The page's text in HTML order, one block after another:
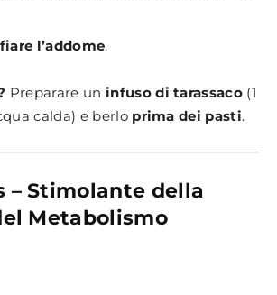
l’addome.
Preparare un infuso di tarassaco (1
calda) e berlo prima dei pasti.
– Stimolante della
Metabolismo